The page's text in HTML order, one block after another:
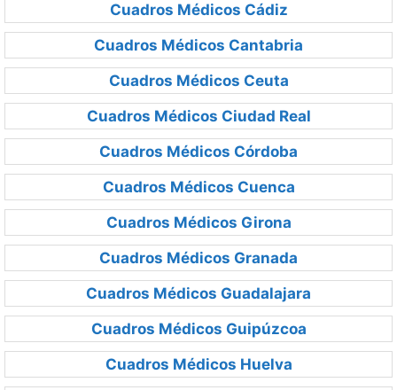
Cuadros Médicos Cádiz
Cuadros Médicos Cantabria
Cuadros Médicos Ceuta
Cuadros Médicos Ciudad Real
Cuadros Médicos Córdoba
Cuadros Médicos Cuenca
Cuadros Médicos Girona
Cuadros Médicos Granada
Cuadros Médicos Guadalajara
Cuadros Médicos Guipúzcoa
Cuadros Médicos Huelva